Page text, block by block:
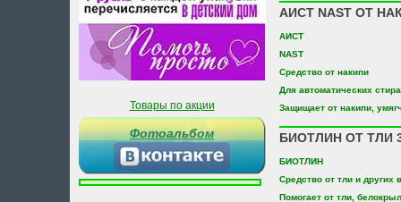
Товары по акции
Фотоальбом
АИСТ NAST ОТ
АИСТ
NAST
Средство от накипи
Для автоматических
Защищает от накипи,
БИОТЛИН ОТ ТЛИ
БИОТЛИН
Средство от тли и других
Помогает от тли,